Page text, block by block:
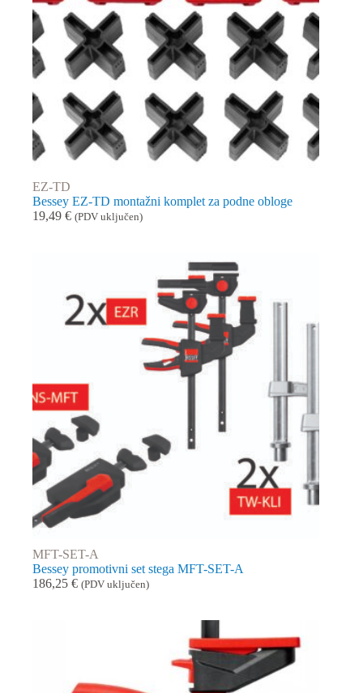
EZ-TD
Bessey EZ‑TD montažni komplet za podne obloge
19,49 € (PDV uključen)
MFT-SET-A
Bessey promotivni set stega MFT-SET-A
186,25 € (PDV uključen)